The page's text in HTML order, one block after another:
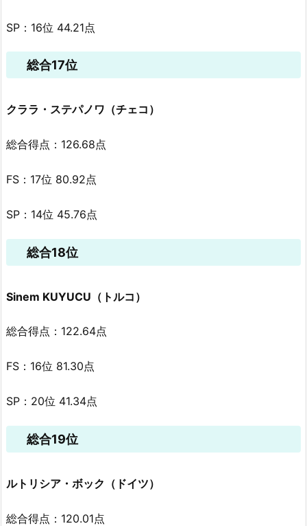
SP：16位 44.21点
総合17位
クララ・ステパノワ（チェコ）
総合得点：126.68点
FS：17位 80.92点
SP：14位 45.76点
総合18位
Sinem KUYUCU（トルコ）
総合得点：122.64点
FS：16位 81.30点
SP：20位 41.34点
総合19位
ルトリシア・ボック（ドイツ）
総合得点：120.01点